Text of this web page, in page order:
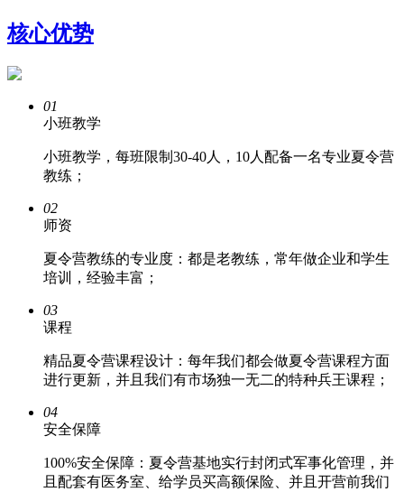
核心优势
01
小班教学
小班教学，每班限制30-40人，10人配备一名专业夏令营
教练；
02
师资
夏令营教练的专业度：都是老教练，常年做企业和学生
培训，经验丰富；
03
课程
精品夏令营课程设计：每年我们都会做夏令营课程方面
进行更新，并且我们有市场独一无二的特种兵王课程；
04
安全保障
100%安全保障：夏令营基地实行封闭式军事化管理，并
且配套有医务室、给学员买高额保险、并且开营前我们